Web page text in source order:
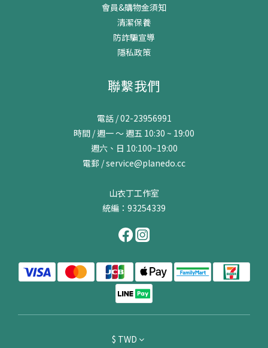
會員&購物金須知
清潔保養
防詐騙宣導
隱私政策
聯繫我們
電話 / 02-23956991
時間 / 週一 ～ 週五 10:30 ~ 19:00
週六、日 10:100~19:00
電郵 / service@planedo.cc
山衣丁工作室
統編：93254339
$ TWD